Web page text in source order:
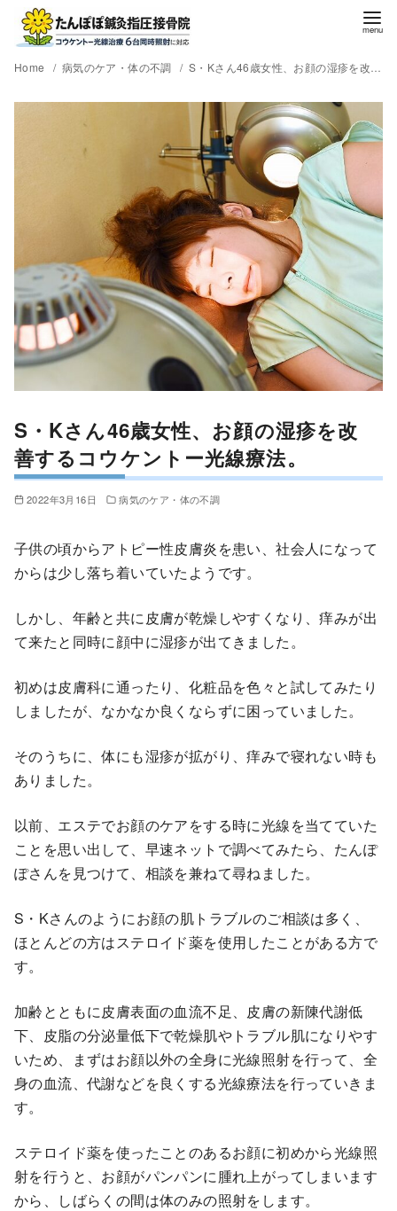
Home 病気のケア・体の不調 S・Kさん46歳女性、お顔の湿疹を改善するコウケントー光線療法。
S・Kさん46歳女性、お顔の湿疹を改
善するコウケントー光線療法。
2022年3月16日 病気のケア・体の不調
子供の頃からアトピー性皮膚炎を患い、社会人になって
からは少し落ち着いていたようです。
しかし、年齢と共に皮膚が乾燥しやすくなり、痒みが出
て来たと同時に顔中に湿疹が出てきました。
初めは皮膚科に通ったり、化粧品を色々と試してみたり
しましたが、なかなか良くならずに困っていました。
そのうちに、体にも湿疹が拡がり、痒みで寝れない時も
ありました。
以前、エステでお顔のケアをする時に光線を当てていた
ことを思い出して、早速ネットで調べてみたら、たんぽ
ぽさんを見つけて、相談を兼ねて尋ねました。
S・Kさんのようにお顔の肌トラブルのご相談は多く、
ほとんどの方はステロイド薬を使用したことがある方で
す。
加齢とともに皮膚表面の血流不足、皮膚の新陳代謝低
下、皮脂の分泌量低下で乾燥肌やトラブル肌になりやす
いため、まずはお顔以外の全身に光線照射を行って、全
身の血流、代謝などを良くする光線療法を行っていきま
す。
ステロイド薬を使ったことのあるお顔に初めから光線照
射を行うと、お顔がパンパンに腫れ上がってしまいます
から、しばらくの間は体のみの照射をします。